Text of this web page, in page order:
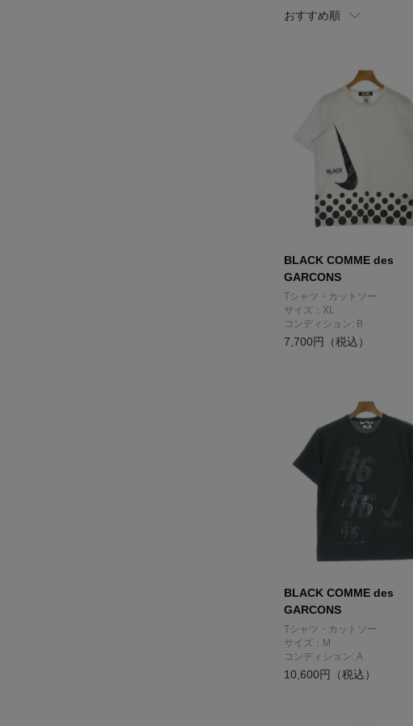
おすすめ順
BLACK COMME des
GARCONS
Tシャツ・カットソー
サイズ：XL
コンディション: B
7,700円（税込）
BLACK COMME des
GARCONS
Tシャツ・カットソー
サイズ：M
コンディション: A
10,600円（税込）